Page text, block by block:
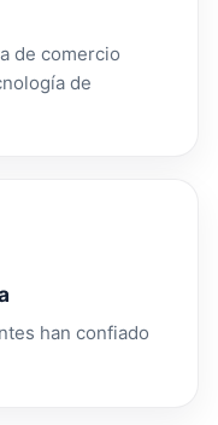
de comercio
de
han confiado